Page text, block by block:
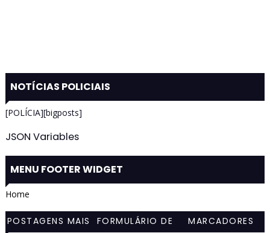
NOTÍCIAS POLICIAIS
[POLÍCIA][bigposts]
JSON Variables
MENU FOOTER WIDGET
Home
POSTAGENS MAIS
FORMULÁRIO DE
MARCADORES